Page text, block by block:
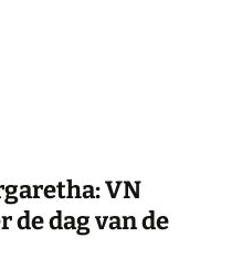
VN
de dag van de